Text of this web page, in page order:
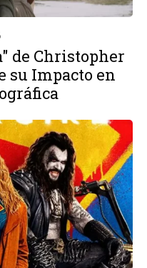
de Christopher
su Impacto en